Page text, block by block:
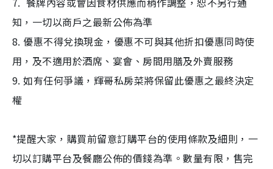
知，一切以商戶之最新公佈為準
8. 優惠不得兌換現金，優惠不可與其他折扣優惠同時使
用，及不適用於酒席、宴會、房間用膳及外賣服務
9. 如有任何爭議，輝哥私房菜將保留此優惠之最終決定
權
*提醒大家，購買前留意訂購平台的使用條款及細則，一
切以訂購平台及餐廳公佈的價錢為準。數量有限，售完